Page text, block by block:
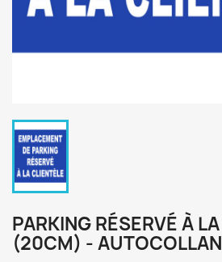
PARKING RÉSERVÉ À
(20CM) -